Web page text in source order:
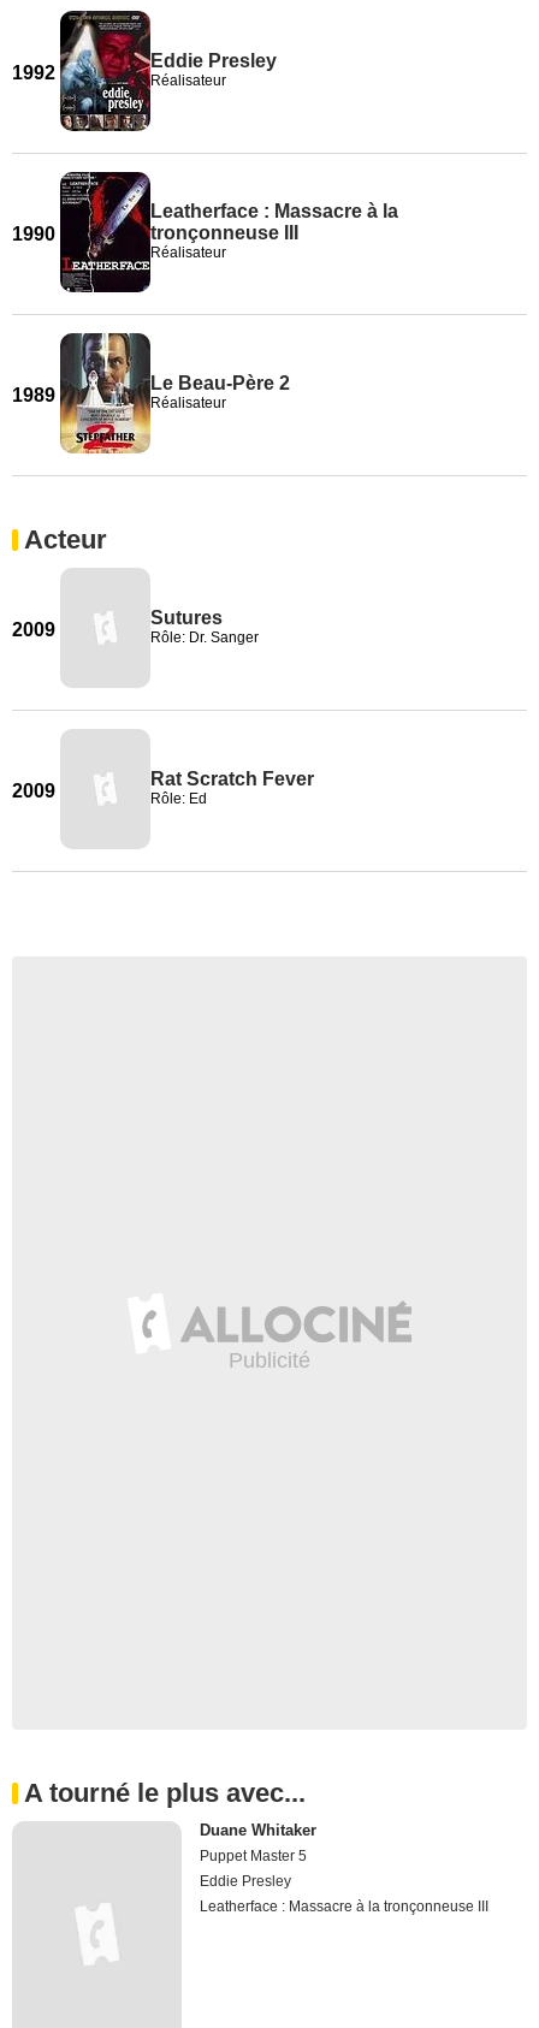
1992
Eddie Presley
Réalisateur
1990
Leatherface : Massacre à la
tronçonneuse III
Réalisateur
1989
Le Beau-Père 2
Réalisateur
Acteur
2009
Sutures
Rôle: Dr. Sanger
2009
Rat Scratch Fever
Rôle: Ed
A tourné le plus avec...
Duane Whitaker
Puppet Master 5
Eddie Presley
Leatherface : Massacre à la tronçonneuse III